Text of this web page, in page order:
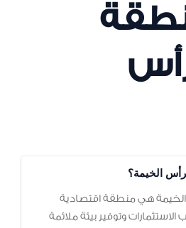
الخيمة؟
الخيمة هي منطقة اقتصادية
وتوفير بيئة ملائمة